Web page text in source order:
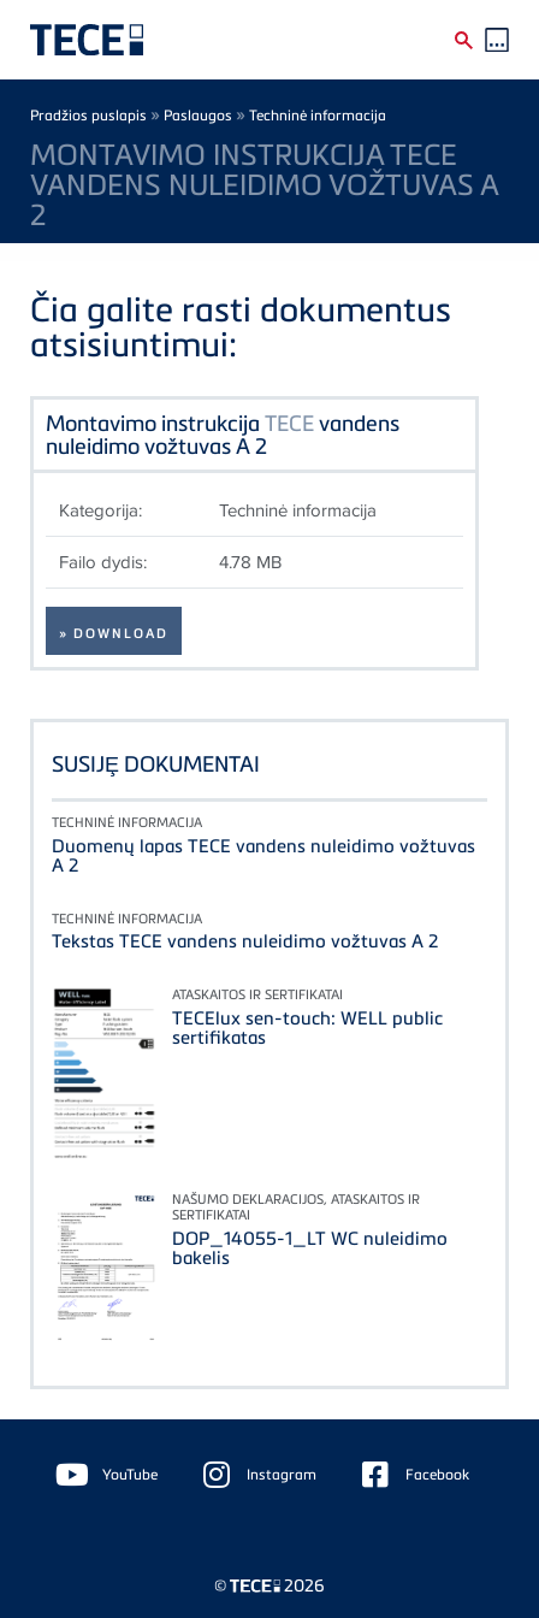
Breadcrumb
Pradžios puslapis » Paslaugos » Techninė informacija
MONTAVIMO INSTRUKCIJA TECE
VANDENS NULEIDIMO VOŽTUVAS A
2
Čia galite rasti dokumentus
atsisiuntimui:
Montavimo instrukcija TECEvandens
nuleidimo vožtuvas A 2
Kategorija: Techninė informacija
Failo dydis: 4.78 MB
» DOWNLOAD
SUSIJȨ DOKUMENTAI
TECHNINĖ INFORMACIJA
Duomenų lapas TECE vandens nuleidimo vožtuvas
A 2
TECHNINĖ INFORMACIJA
Tekstas TECE vandens nuleidimo vožtuvas A 2
ATASKAITOS IR SERTIFIKATAI
TECElux sen-touch: WELL public
sertifikatas
NAŠUMO DEKLARACIJOS, ATASKAITOS IR
SERTIFIKATAI
DOP_14055-1_LT WC nuleidimo
bakelis
Floating
Sidebar YouTube Instagram Facebook
© 2026